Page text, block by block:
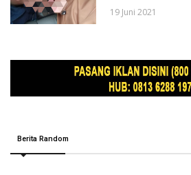
19 Juni 2021
Berita Random